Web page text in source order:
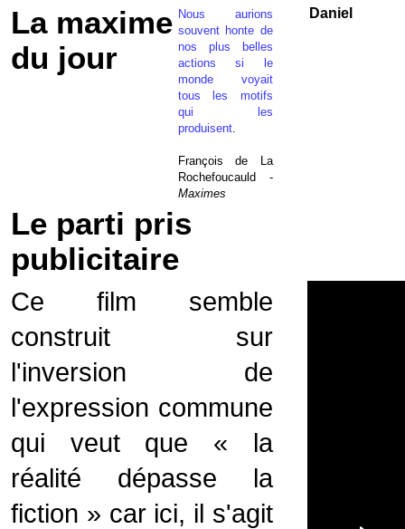
La maxime
du jour
Nous aurions
souvent honte de
nos plus belles
actions si le
monde voyait
tous les motifs
qui les
produisent.
François de La
Rochefoucauld -
Maximes
Daniel
Le parti pris
publicitaire
Ce film semble
construit sur
l'inversion de
l'expression commune
qui veut que « la
réalité dépasse la
fiction » car ici, il s'agit